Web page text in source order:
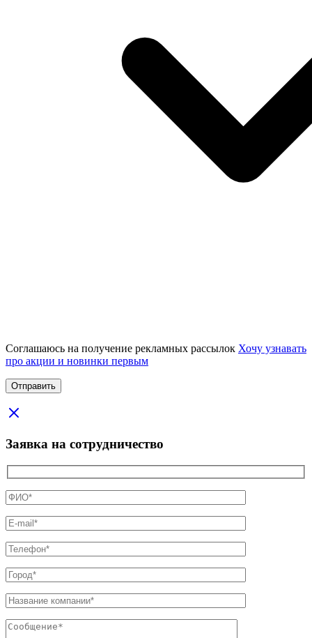
Соглашаюсь на получение рекламных рассылок Хочу узнавать
про акции и новинки первым
Заявка на сотрудничество